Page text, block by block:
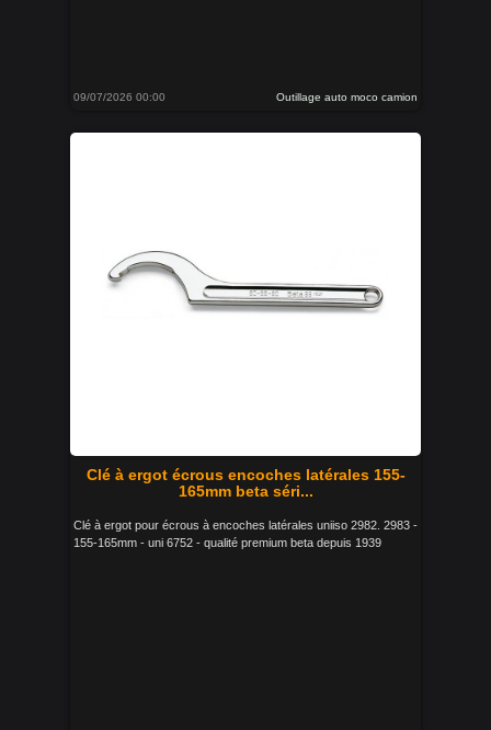
09/07/2026 00:00 Outillage auto moco camion
Clé à ergot écrous encoches latérales 155-
165mm beta séri...
Clé à ergot pour écrous à encoches latérales uniiso 2982. 2983 -
155-165mm - uni 6752 - qualité premium beta depuis 1939